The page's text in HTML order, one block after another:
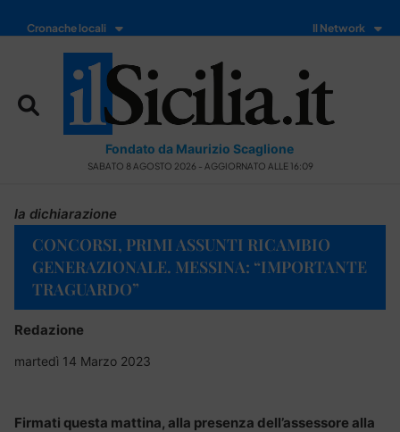
Cronache locali Il Network
Fondato da Maurizio Scaglione
SABATO 8 AGOSTO 2026 - AGGIORNATO ALLE 16:09
la dichiarazione
CONCORSI, PRIMI ASSUNTI RICAMBIO
GENERAZIONALE. MESSINA: “IMPORTANTE
TRAGUARDO”
Redazione
martedì 14 Marzo 2023
Firmati questa mattina, alla presenza dell’assessore alla